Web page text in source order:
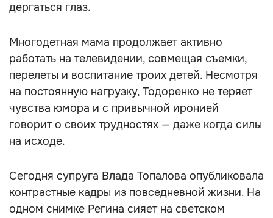
дергаться глаз.
Многодетная мама продолжает активно
работать на телевидении, совмещая съемки,
перелеты и воспитание троих детей. Несмотря
на постоянную нагрузку, Тодоренко не теряет
чувства юмора и с привычной иронией
говорит о своих трудностях — даже когда силы
на исходе.
Сегодня супруга Влада Топалова опубликовала
контрастные кадры из повседневной жизни. На
одном снимке Регина сияет на светском